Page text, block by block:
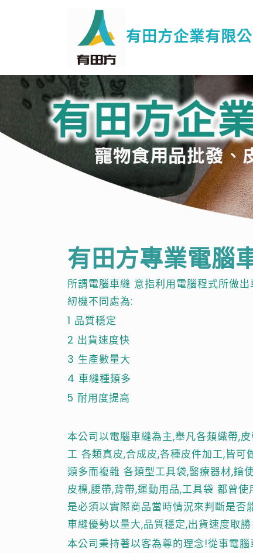
有田方企業有限
有田方專業電腦
所謂電腦車縫 意指利用電腦程式所做
紉機不同處為:
1 品質穩定
2 出貨速度快
3 生產數量大
4 車縫種類多
5 耐用度提高
本公司以電腦車縫為主,舉凡各類織帶,
工 各類真皮,合成皮,各種皮件加工,皆可
類多而複雜 各類型工具袋,醫療器材,鑰
皮標,腰帶,背帶,運動用品,工具袋 都曾
是必須以實際商品當時情況來判斷是否
車縫優勢以量大,品質穩定,出貨速度取勝
本公司秉持著以客為尊的理念!從事電